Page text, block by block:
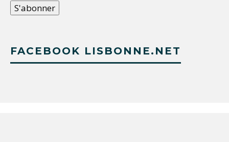
FACEBOOK LISBONNE.NET